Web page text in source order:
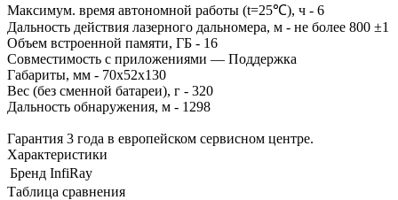
Максимум. время автономной работы (t=25℃), ч - 6
Дальность действия лазерного дальномера, м - не более 800 ±1
Объем встроенной памяти, ГБ - 16
Совместимость с приложениями — Поддержка
Габариты, мм - 70х52х130
Вес (без сменной батареи), г - 320
Дальность обнаружения, м - 1298
Гарантия 3 года в европейском сервисном центре.
Характеристики
Бренд InfiRay
Таблица сравнения